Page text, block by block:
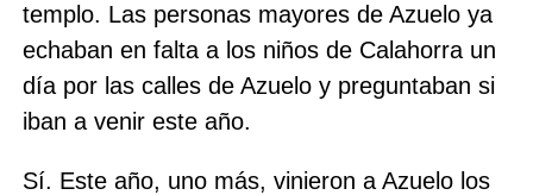
templo. Las personas mayores de Azuelo ya
echaban en falta a los niños de Calahorra un
día por las calles de Azuelo y preguntaban si
iban a venir este año.
Sí. Este año, uno más, vinieron a Azuelo los